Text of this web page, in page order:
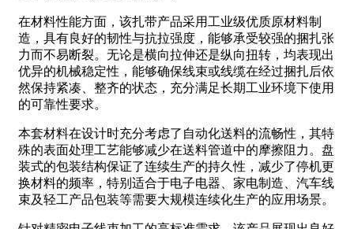
在材料性能方面，该扎带产品采用工业级优质原材料制
造，具有良好的韧性与抗拉强度，能够承受较强的捆扎张
力而不易断裂。无论是横向拉伸还是纵向扭转，均表现出
优异的机械稳定性，能够确保线束或线缆在经过捆扎后依
然保持紧凑、整齐的状态，充分满足长期工业环境下使用
的可靠性要求。
本套材料在设计时充分考虑了自动化送料的流畅性，其特
殊的表面处理工艺能够减少在送料管道中的摩擦阻力。盘
装式的包装结构保证了连续生产的持久性，减少了停机更
换材料的频率，特别适合于电子电器、家电制造、汽车线
束及轻工产品包装等需要大规模连续化生产的应用场景。